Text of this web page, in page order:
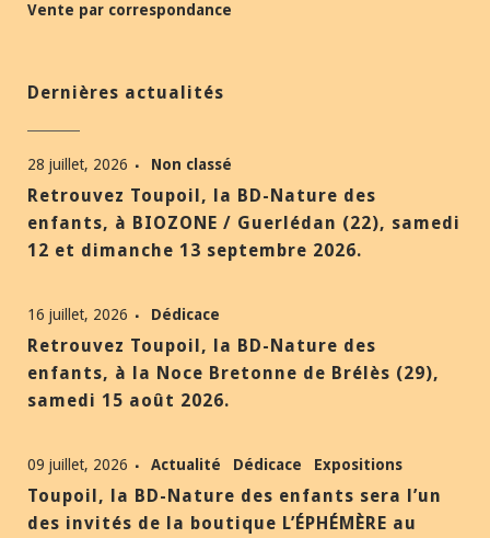
Vente par correspondance
Dernières actualités
28 juillet, 2026 Non classé
Retrouvez Toupoil, la BD-Nature des
enfants, à BIOZONE / Guerlédan (22), samedi
12 et dimanche 13 septembre 2026.
16 juillet, 2026 Dédicace
Retrouvez Toupoil, la BD-Nature des
enfants, à la Noce Bretonne de Brélès (29),
samedi 15 août 2026.
09 juillet, 2026 Actualité Dédicace Expositions
Toupoil, la BD-Nature des enfants sera l’un
des invités de la boutique L’ÉPHÉMÈRE au